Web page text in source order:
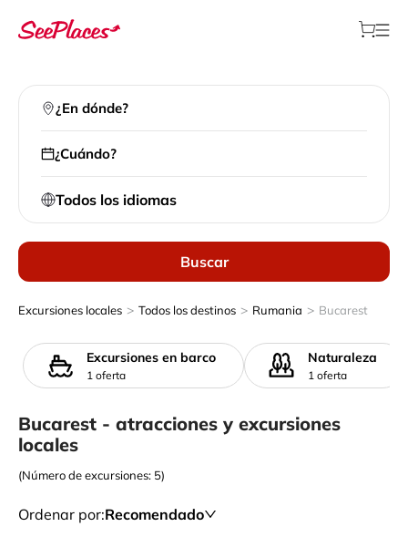
¿En dónde?
¿Cuándo?
Todos los idiomas
Buscar
Excursiones locales > Todos los destinos > Rumania > Bucarest
Excursiones en barco
1 oferta
Naturaleza
1 oferta
Bucarest - atracciones y excursiones
locales
(Número de excursiones: 5)
Ordenar por:Recomendado